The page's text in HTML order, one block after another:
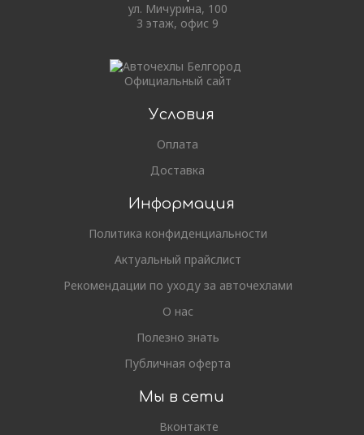
ул. Мичурина, 100
3 этаж, офис 9
Официальный сайт
Условия
Оплата
Доставка
Информация
Политика конфиденциальности
Актуальный прайслист
Рекомендации по уходу за авточехлами
О нас
Полезно знать
Публичная оферта
Мы в сети
Вконтакте